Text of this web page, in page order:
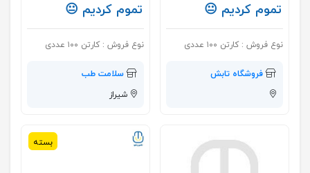
تموم کردیم 😐
نوع فروش : کارتن ۱۰۰ عددی
فروشگاه تابش
تموم کردیم 😐
نوع فروش : کارتن ۱۰۰ عددی
سلامت طب
شیراز
بسته